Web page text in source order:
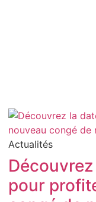
Actualités
pour